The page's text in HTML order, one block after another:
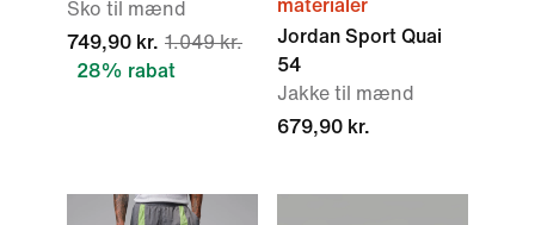
Sko til mænd
749,90 kr. 1.049 kr.
28% rabat
materialer
Jordan Sport Quai
54
Jakke til mænd
679,90 kr.